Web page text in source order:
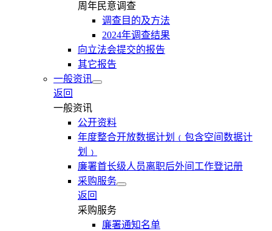
周年民意调查
调查目的及方法
2024年调查结果
向立法会提交的报告
其它报告
一般资讯
返回
一般资讯
公开资料
年度整合开放数据计划﹙包含空间数据计
划﹚
廉署首长级人员离职后外间工作登记册
采购服务
返回
采购服务
廉署通知名单